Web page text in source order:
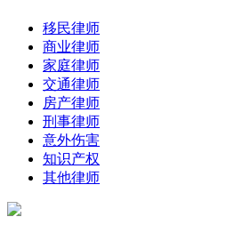
移民律师
商业律师
家庭律师
交通律师
房产律师
刑事律师
意外伤害
知识产权
其他律师